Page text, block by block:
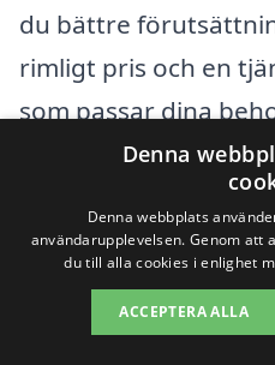
du bättre
rimligt pris och en
som passar dina
Få 3 erbjudanden,
förpliktelser
Denna
Denna webbplats
användarupplevelsen. Genom att
du till alla cookies i enlighet
ACCEPTERA ALLA